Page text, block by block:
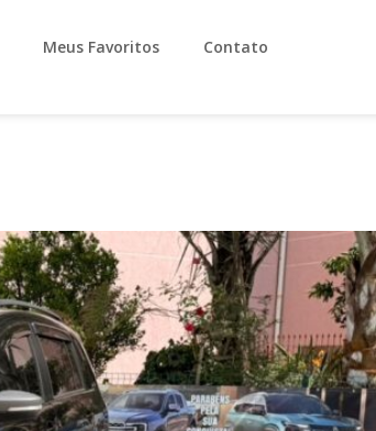
Meus Favoritos Contato